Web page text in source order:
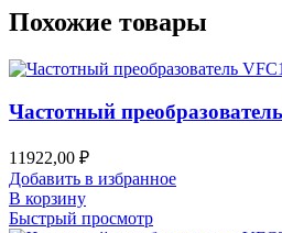
Похожие товары
Частотный
11922,00 ₽
Добавить в избранное
В корзину
Быстрый просмотр